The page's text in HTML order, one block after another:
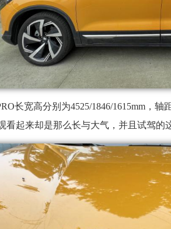
长宽高分别为4525/1846/1615mm，轴
看起来却是那么长与大气，并且试驾的